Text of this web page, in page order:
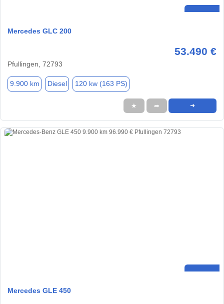
Mercedes GLC 200
53.490 €
Pfullingen, 72793
9.900 km Diesel 120 kw (163 PS)
★ ➦ ➜
Mercedes GLE 450